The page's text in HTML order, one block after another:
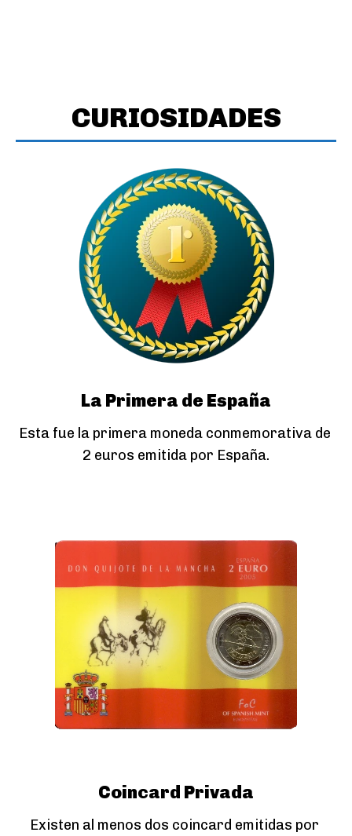
CURIOSIDADES
La Primera de España
Esta fue la primera moneda conmemorativa de
2 euros emitida por España.
Coincard Privada
Existen al menos dos coincard emitidas por